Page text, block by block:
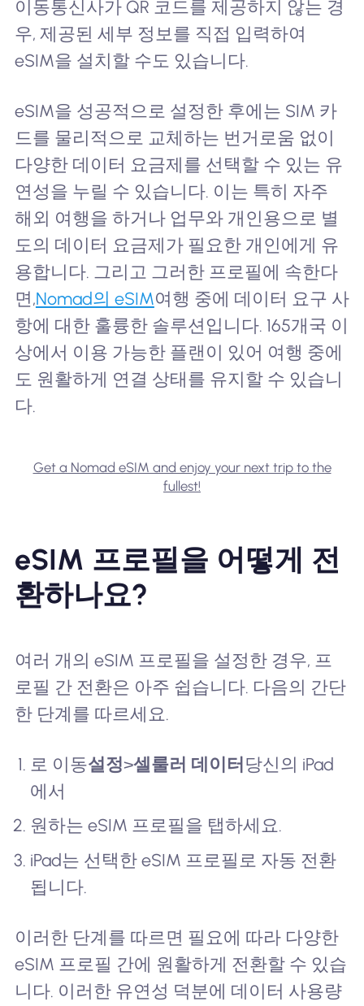
이동통신사가 QR 코드를 제공하지 않는 경
우, 제공된 세부 정보를 직접 입력하여
eSIM을 설치할 수도 있습니다.
eSIM을 성공적으로 설정한 후에는 SIM 카
드를 물리적으로 교체하는 번거로움 없이
다양한 데이터 요금제를 선택할 수 있는 유
연성을 누릴 수 있습니다. 이는 특히 자주
해외 여행을 하거나 업무와 개인용으로 별
도의 데이터 요금제가 필요한 개인에게 유
용합니다. 그리고 그러한 프로필에 속한다
면,Nomad의 eSIM여행 중에 데이터 요구 사
항에 대한 훌륭한 솔루션입니다. 165개국 이
상에서 이용 가능한 플랜이 있어 여행 중에
도 원활하게 연결 상태를 유지할 수 있습니
다.
Get a Nomad eSIM and enjoy your next trip to the
fullest!
eSIM 프로필을 어떻게 전
환하나요?
여러 개의 eSIM 프로필을 설정한 경우, 프
로필 간 전환은 아주 쉽습니다. 다음의 간단
한 단계를 따르세요.
로 이동설정>셀룰러 데이터 당신의 iPad
에서
원하는 eSIM 프로필을 탭하세요.
iPad는 선택한 eSIM 프로필로 자동 전환
됩니다.
이러한 단계를 따르면 필요에 따라 다양한
eSIM 프로필 간에 원활하게 전환할 수 있습
니다. 이러한 유연성 덕분에 데이터 사용량